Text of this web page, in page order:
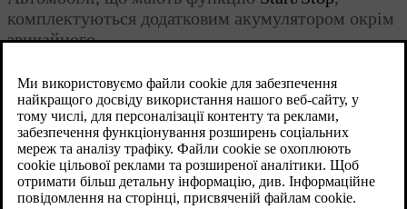
комплектуються додатковим акумулятором окрім
звичайного.
Автомобілі з функцієюStart/Stopустатковані двома 12 В
акумуляторами - один додатковий потужний акумулятор для
старту двигуна і один резервний акумулятор, що допомагає
забезпечувати стартову послідовність функціїStart/Stop
Детальніше про функцію Start/Stop - див.Start/Stop .